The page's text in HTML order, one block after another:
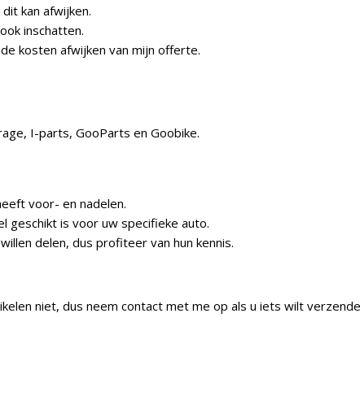
kan afwijken.
inschatten.
kosten afwijken van mijn offerte.
I-parts, GooParts en Goobike.
voor- en nadelen.
geschikt is voor uw specifieke auto.
delen, dus profiteer van hun kennis.
niet, dus neem contact met me op als u iets wilt